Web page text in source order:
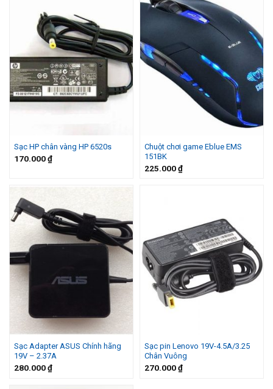
Sạc HP chân vàng HP 6520s
170.000₫
Chuột chơi game Eblue EMS
151BK
225.000₫
Sạc Adapter ASUS Chính hãng
19V – 2.37A
280.000₫
Sạc pin Lenovo 19V-4.5A/3.25
Chân Vuông
270.000₫